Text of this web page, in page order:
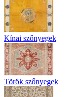
Kínai szőnyegek
Török szőnyegek